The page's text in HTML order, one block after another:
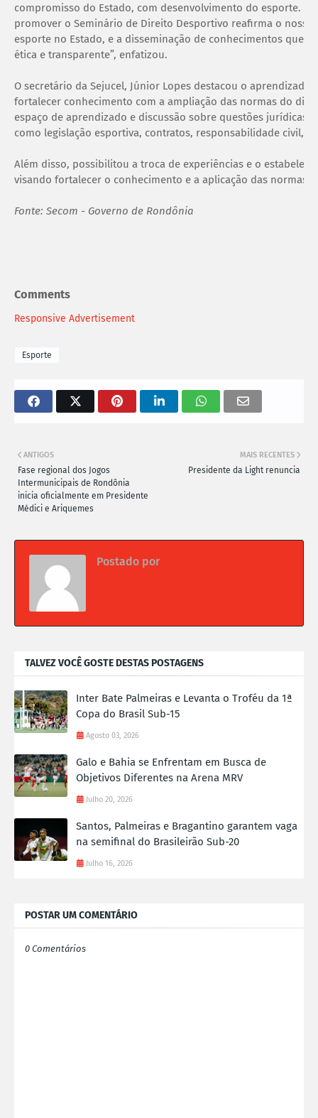
compromisso do Estado, com desenvolvimento do esporte.
promover o Seminário de Direito Desportivo reafirma o
esporte no Estado, e a disseminação de conhecimentos que
ética e transparente”, enfatizou.
O secretário da Sejucel, Júnior Lopes destacou o
fortalecer conhecimento com a ampliação das normas do
espaço de aprendizado e discussão sobre questões jurídicas
como legislação esportiva, contratos, responsabilidade civil,
Além disso, possibilitou a troca de experiências e o
visando fortalecer o conhecimento e a aplicação das normas
Fonte: Secom - Governo de Rondônia
Comments
Responsive Advertisement
Esporte
MAIS RECENTES
Presidente da Light renuncia
ANTIGOS
Fase regional dos Jogos
Intermunicipais de Rondônia
inicia oficialmente em Presidente
Médici e Ariquemes
Postado por
TALVEZ VOCÊ GOSTE DESTAS POSTAGENS
Inter Bate Palmeiras e Levanta o Troféu da 1ª
Copa do Brasil Sub-15
Agosto 03, 2026
Galo e Bahia se Enfrentam em Busca de
Objetivos Diferentes na Arena MRV
Julho 20, 2026
Santos, Palmeiras e Bragantino garantem vaga
na semifinal do Brasileirão Sub-20
Julho 16, 2026
POSTAR UM COMENTÁRIO
0 Comentários